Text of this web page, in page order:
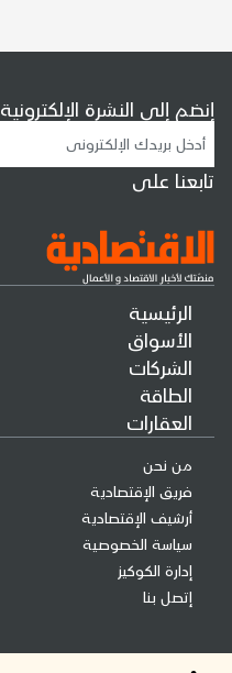
الرئيسية
الأسواق
الشركات
الطاقة
العقارات
من نحن
فريق الإقتصادية
أرشيف الإقتصادية
سياسة الخصوصية
إدارة الكوكيز
إتصل بنا
إنضم إلى النشرة الإلكترونية
تابعنا على